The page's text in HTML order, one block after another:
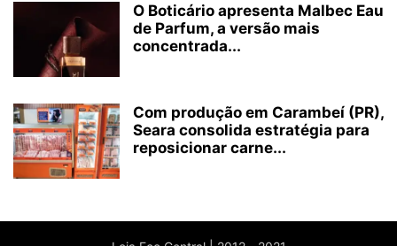
O Boticário apresenta Malbec Eau
de Parfum, a versão mais
concentrada...
Com produção em Carambeí (PR),
Seara consolida estratégia para
reposicionar carne...